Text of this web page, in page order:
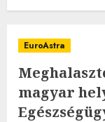
EuroAstra
magyar